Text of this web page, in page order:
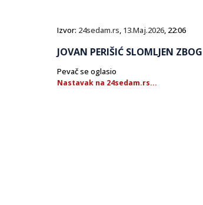
Izvor: 24sedam.rs, 13.Maj.2026, 22:06
JOVAN PERIŠIĆ SLOMLJEN
Pevač se oglasio
Nastavak na 24sedam.rs...